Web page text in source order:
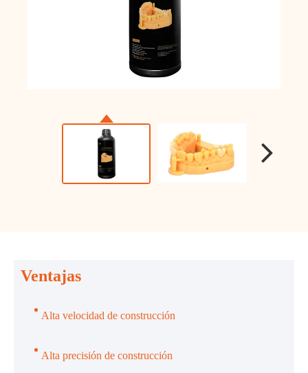
Ventajas
Alta velocidad de construcción
Alta precisión de construcción